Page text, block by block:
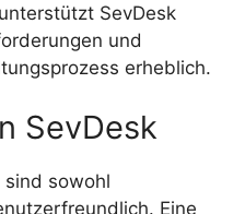
SevDesk
und
erheblich.
SevDesk
sind sowohl
Eine